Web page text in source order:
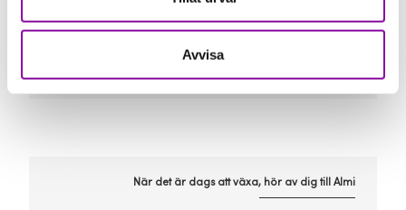
Avvisa
När det är dags att växa, hör av dig till Almi